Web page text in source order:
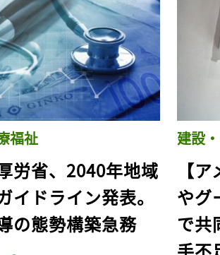
福祉
労省、2040年地域
イドライン発表。
の態勢構築急務
建設
【
やグ
で共